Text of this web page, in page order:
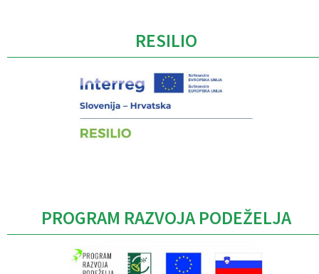
RESILIO
PROGRAM RAZVOJA PODEŽELJA